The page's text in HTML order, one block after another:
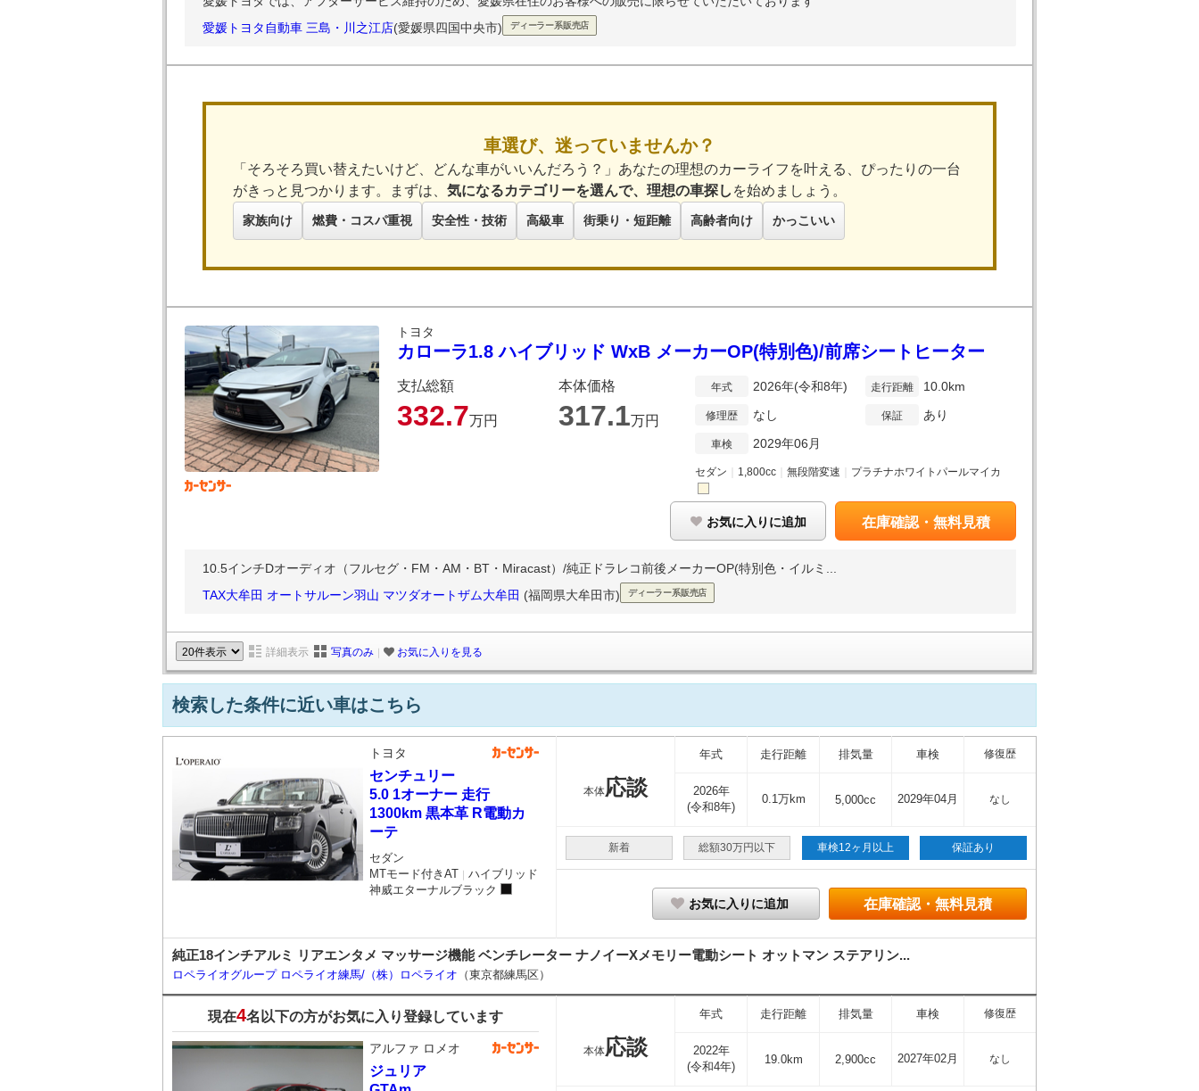
愛媛トヨタ自動車 三島・川之江店(愛媛県四国中央市) ディーラー系販売店
車選び、迷っていませんか？
「そろそろ買い替えたいけど、どんな車がいいんだろう？」あなたの理想のカーライフを叶える、ぴったりの一台
がきっと見つかります。まずは、 気になるカテゴリーを選んで、理想の車探し を始めましょう。
家族向け 燃費・コスパ重視 安全性・技術 高級車 街乗り・短距離 高齢者向け かっこいい
トヨタ
カローラ1.8 ハイブリッド WxB メーカーOP(特別色)/前席シートヒーター
支払総額
332.7万円
本体価格
317.1万円
年式 2026年(令和8年)
修理歴 なし
車検 2029年06月
走行距離 10.0km
保証 あり
セダン 1,800cc ｜無段階変速 プラチナホワイトパールマイカ
お気に入りに追加 在庫確認・無料見積
10.5インチDオーディオ（フルセグ・FM・AM・BT・Miracast）/純正ドラレコ前後メーカーOP(特別色・イルミ...
TAX大牟田 オートサルーン羽山 マツダオートザム大牟田 (福岡県大牟田市) ディーラー系販売店
詳細表示 写真のみ ｜ お気に入りを見る
検索した条件に近い車はこちら
トヨタ
センチュリー
5.0 1オーナー 走行
1300km 黒本革 R電動カ
ーテ
セダン
MTモード付きAT ｜ ハイブリッド
神威エターナルブラック
本体応談
年式 走行距離 排気量 車検 修復歴
2026年
(令和8年)
0.1万km 5,000cc 2029年04月 なし
新着 総額30万円以下 車検12ヶ月以上 保証あり
在庫確認・無料見積
お気に入りに追加
純正18インチアルミ リアエンタメ マッサージ機能 ベンチレーター ナノイーXメモリー電動シート オットマン ステアリン...
ロペライオグループ ロペライオ練馬/（株）ロペライオ （東京都練馬区）
現在4名以下の方がお気に入り登録しています
アルファ ロメオ
ジュリア
本体応談
年式 走行距離 排気量 車検 修復歴
2022年
(令和4年)
19.0km 2,900cc 2027年02月 なし